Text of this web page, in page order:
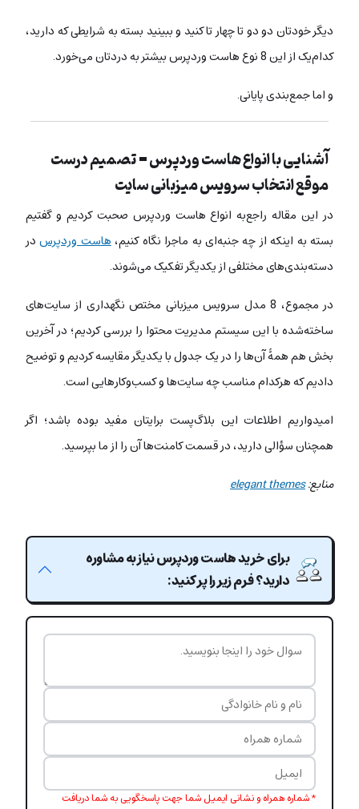
دیگر خودتان دو دو تا چهار تا کنید و ببینید بسته به شرایطی که دارید،
کدام‌یک از این 8 نوع هاست وردپرس بیشتر به دردتان می‌خورد.
و اما جمع‌بندی پایانی.
آشنایی با انواع هاست وردپرس = تصمیم درست
موقع انتخاب سرویس میزبانی سایت
در این مقاله راجع‌به انواع هاست وردپرس صحبت کردیم و گفتیم
بسته به اینکه از چه جنبه‌ای به ماجرا نگاه کنیم،هاست‌ وردپرسدر
دسته‌بندی‌های مختلفی از یکدیگر تفکیک می‌شوند.
در مجموع، 8 مدل سرویس میزبانی مختص نگهداری از سایت‌های
ساخته‌شده با این سیستم مدیریت محتوا را بررسی کردیم؛ در آخرین
بخش هم همۀ آن‌ها را در یک جدول با یکدیگر مقایسه کردیم و توضیح
دادیم که هرکدام مناسب چه سایت‌ها و کسب‌وکارهایی است.
امیدواریم اطلاعات این بلاگ‌پست برایتان مفید بوده باشد؛ اگر
همچنان سؤالی دارید، در قسمت کامنت‌ها آن را از ما بپرسید.
منابع:elegant themes
برای خرید هاست وردپرس نیاز به مشاوره
دارید؟ فرم زیر را پر کنید:
* شماره همراه و نشانی ایمیل شما جهت پاسخگویی به شما دریافت